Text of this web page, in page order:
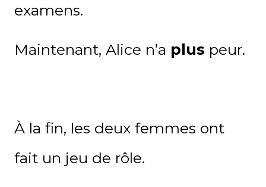
examens.
Maintenant, Alice n’a plus peur.
À la fin, les deux femmes ont
fait un jeu de rôle.